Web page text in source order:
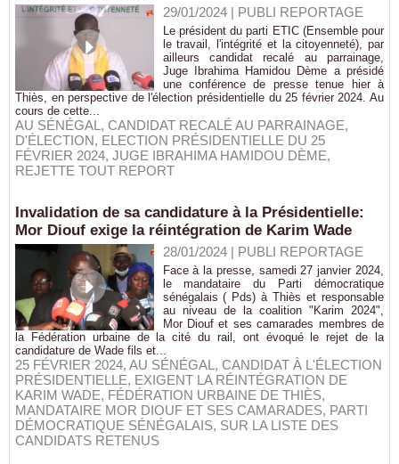
29/01/2024| PUBLI REPORTAGE
Le président du parti ETIC (Ensemble pour
le travail, l'intégrité et la citoyenneté), par
ailleurs candidat recalé au parrainage,
Juge Ibrahima Hamidou Dème a présidé
une conférence de presse tenue hier à
Thiès, en perspective de l'élection présidentielle du 25 février 2024. Au
cours de cette...
AU SÉNÉGAL , CANDIDAT RECALÉ AU PARRAINAGE,
D'ÉLECTION, ELECTION PRÉSIDENTIELLE DU 25
FÉVRIER 2024, JUGE IBRAHIMA HAMIDOU DÈME,
REJETTE TOUT REPORT
Invalidation de sa candidature à la Présidentielle:
Mor Diouf exige la réintégration de Karim Wade
28/01/2024| PUBLI REPORTAGE
Face à la presse, samedi 27 janvier 2024,
le mandataire du Parti démocratique
sénégalais ( Pds) à Thiès et responsable
au niveau de la coalition "Karim 2024",
Mor Diouf et ses camarades membres de
la Fédération urbaine de la cité du rail, ont évoqué le rejet de la
candidature de Wade fils et...
25 FÉVRIER 2024, AU SÉNÉGAL , CANDIDAT À L'ÉLECTION
PRÉSIDENTIELLE, EXIGENT LA RÉINTÉGRATION DE
KARIM WADE, FÉDÉRATION URBAINE DE THIÈS,
MANDATAIRE MOR DIOUF ET SES CAMARADES, PARTI
DÉMOCRATIQUE SÉNÉGALAIS, SUR LA LISTE DES
CANDIDATS RETENUS